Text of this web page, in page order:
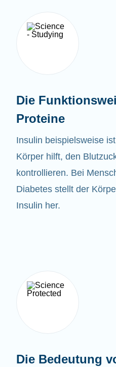
Die
Proteine
Insulin beispielsweise
Körper hilft, den
kontrollieren. Bei
Diabetes stellt der
Insulin her.
Die Bedeutung